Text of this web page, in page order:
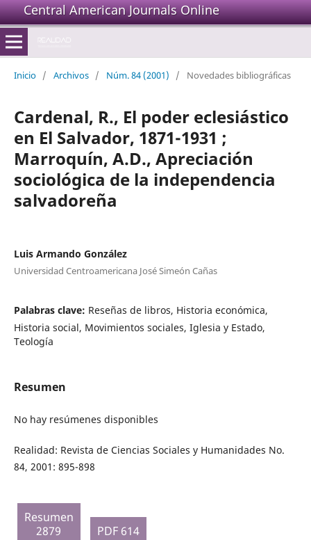
Central American Journals Online
Inicio / Archivos / Núm. 84 (2001) / Novedades bibliográficas
Cardenal, R., El poder eclesiástico
en El Salvador, 1871-1931 ;
Marroquín, A.D., Apreciación
sociológica de la independencia
salvadoreña
Luis Armando González
Universidad Centroamericana José Simeón Cañas
Palabras clave: Reseñas de libros, Historia económica,
Historia social, Movimientos sociales, Iglesia y Estado,
Teología
Resumen
No hay resúmenes disponibles
Realidad: Revista de Ciencias Sociales y Humanidades No.
84, 2001: 895-898
Resumen
2879
PDF 614